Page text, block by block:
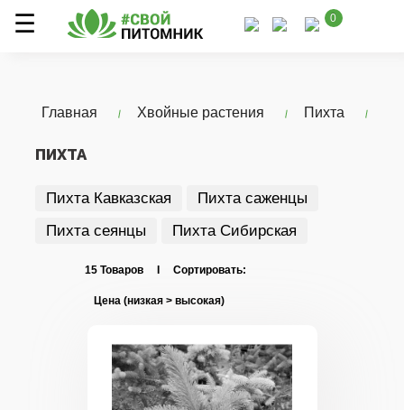
0
Главная Хвойные растения Пихта
ПИХТА
Пихта Кавказская
Пихта саженцы
Пихта сеянцы
Пихта Сибирская
15 Товаров I Сортировать: